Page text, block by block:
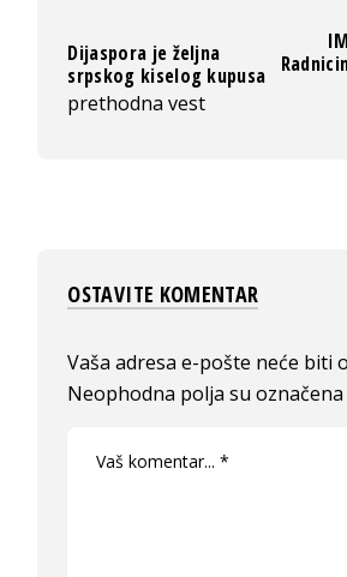
Dijaspora je željna
srpskog kiselog kupusa
prethodna vest
OSTAVITE KOMENTAR
Vaša adresa e-pošte neće biti
Neophodna polja su